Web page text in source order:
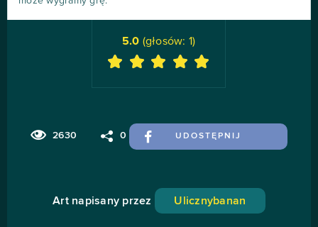
2630 0 UDOSTĘPNIJ
5.0 (głosów: 1)
Art napisany przez Ulicznybanan